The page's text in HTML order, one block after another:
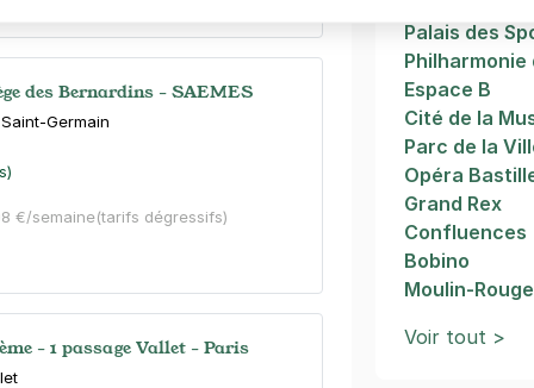
des Bernardins - SAEMES
Germain
€/semaine(tarifs dégressifs)
- 1 passage Vallet - Paris
Palais des
Philharmonie
Espace B
Cité de la
Parc de la
Opéra
Grand Rex
Confluences
Bobino
Moulin-Rouge
Voir tout >